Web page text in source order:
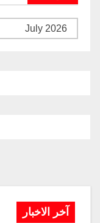
آخر الاخبار